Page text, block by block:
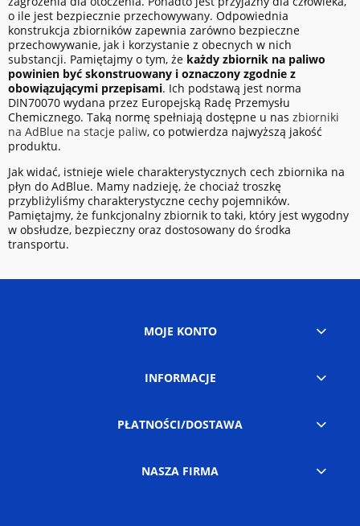
o ile jest bezpiecznie przechowywany. Odpowiednia
konstrukcja zbiorników zapewnia zarówno bezpieczne
przechowywanie, jak i korzystanie z obecnych w nich
substancji. Pamiętajmy o tym, że każdy zbiornik na paliwo
powinien być skonstruowany i oznaczony zgodnie z
obowiązującymi przepisami. Ich podstawą jest norma
DIN70070 wydana przez Europejską Radę Przemysłu
Chemicznego. Taką normę spełniają dostępne u nas zbiorniki
na AdBlue na stacje paliw, co potwierdza najwyższą jakość
produktu.
Jak widać, istnieje wiele charakterystycznych cech zbiornika na
płyn do AdBlue. Mamy nadzieję, że chociaż troszkę
przybliżyliśmy charakterystyczne cechy pojemników.
Pamiętajmy, że funkcjonalny zbiornik to taki, który jest wygodny
w obsłudze, bezpieczny oraz dostosowany do środka
transportu.
MOJE KONTO
INFORMACJE
PŁATNOŚCI/DOSTAWA
NASZA FIRMA